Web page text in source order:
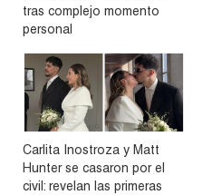
tras complejo momento
personal
Carlita Inostroza y Matt
Hunter se casaron por el
civil: revelan las primeras